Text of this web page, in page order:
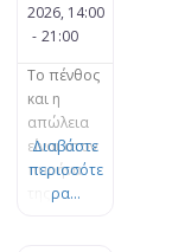
2026, 14:00
- 21:00
Το πένθος
και η
απώλεια
είναι στον
πυρήνα
Διαβάστε
περισσότε
ρα...